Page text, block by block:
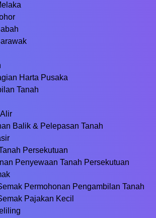
Harta Pusaka
Tanah
Balik & Pelepasan Tanah
Persekutuan
Penyewaan Tanah Persekutuan
Permohonan Pengambilan Tanah
Pajakan Kecil